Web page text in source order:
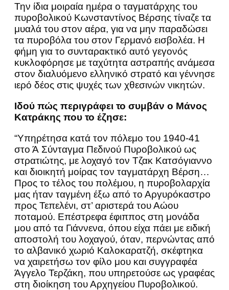
Την ίδια μοιραία ημέρα ο ταγματάρχης του
πυροβολικού Κωνσταντίνος Βέρσης τίναζε τα
μυαλά του στον αέρα, για να μην παραδώσει
τα πυροβόλα του στον Γερμανό εισβολέα. Η
φήμη για το συνταρακτικό αυτό γεγονός
κυκλοφόρησε με ταχύτητα αστραπής ανάμεσα
στον διαλυόμενο ελληνικό στρατό και γέννησε
ιερό δέος στις ψυχές των χθεσινών νικητών.
Ιδού πώς περιγράφει το συμβάν ο Μάνος
Κατράκης που το έζησε:
“Υπηρέτησα κατά τον πόλεμο του 1940-41
στο Ά Σύνταγμα Πεδινού Πυροβολικού ως
στρατιώτης, με λοχαγό τον Τζακ Κατσόγιαννο
και διοικητή μοίρας τον ταγματάρχη Βέρση…
Προς το τέλος του πολέμου, η πυροβολαρχία
μας ήταν ταγμένη έξω από το Αργυρόκαστρο
προς Τεπελένι, στ’ αριστερά του Αώου
ποταμού. Επέστρεφα έφιππος στη μονάδα
μου από τα Γιάννενα, όπου είχα πάει με ειδική
αποστολή του λοχαγού, όταν, περνώντας από
το αλβανικό χωριό Καλοκαρατζή, σκέφτηκα
να χαιρετήσω τον φίλο μου και συγγραφέα
Άγγελο Τερζάκη, που υπηρετούσε ως γραφέας
στη διοίκηση του Αρχηγείου Πυροβολικού.